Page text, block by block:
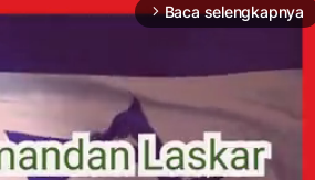
arrow_forward_ios Baca selengkapnya